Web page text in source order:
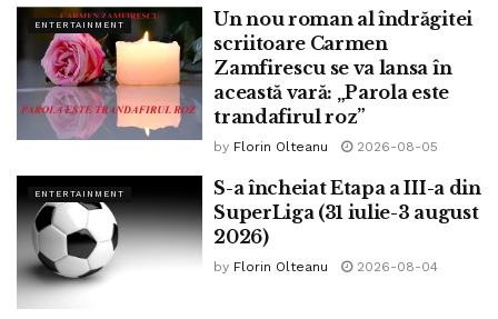
ENTERTAINMENT
Un nou roman al îndrăgitei
scriitoare Carmen
Zamfirescu se va lansa în
această vară: „Parola este
trandafirul roz”
by Florin Olteanu 2026-08-05
ENTERTAINMENT
S-a încheiat Etapa a III-a din
SuperLiga (31 iulie-3 august
2026)
by Florin Olteanu 2026-08-04